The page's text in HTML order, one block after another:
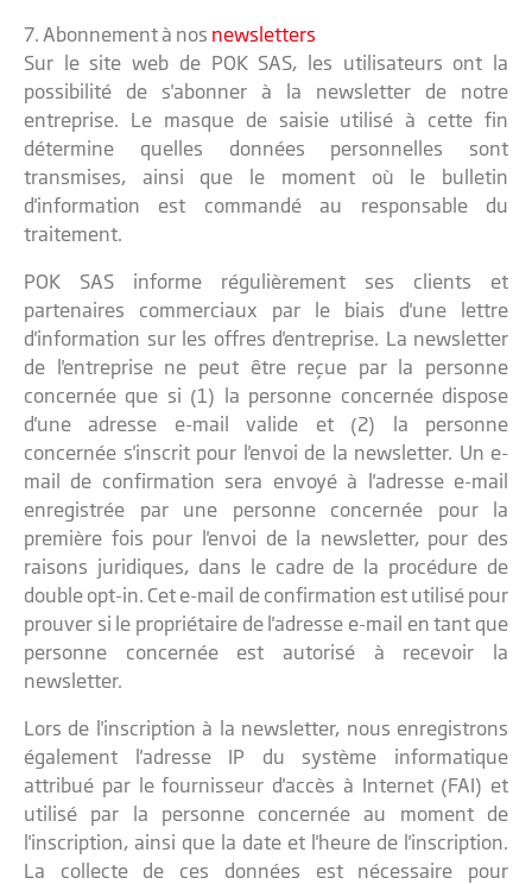
7. Abonnement à nos newsletters
Sur le site web de POK SAS, les utilisateurs ont la
possibilité de s'abonner à la newsletter de notre
entreprise. Le masque de saisie utilisé à cette fin
détermine quelles données personnelles sont
transmises, ainsi que le moment où le bulletin
d'information est commandé au responsable du
traitement.
POK SAS informe régulièrement ses clients et
partenaires commerciaux par le biais d'une lettre
d'information sur les offres d'entreprise. La newsletter
de l'entreprise ne peut être reçue par la personne
concernée que si (1) la personne concernée dispose
d'une adresse e-mail valide et (2) la personne
concernée s'inscrit pour l'envoi de la newsletter. Un e-
mail de confirmation sera envoyé à l'adresse e-mail
enregistrée par une personne concernée pour la
première fois pour l'envoi de la newsletter, pour des
raisons juridiques, dans le cadre de la procédure de
double opt-in. Cet e-mail de confirmation est utilisé pour
prouver si le propriétaire de l'adresse e-mail en tant que
personne concernée est autorisé à recevoir la
newsletter.
Lors de l'inscription à la newsletter, nous enregistrons
également l'adresse IP du système informatique
attribué par le fournisseur d'accès à Internet (FAI) et
utilisé par la personne concernée au moment de
l'inscription, ainsi que la date et l'heure de l'inscription.
La collecte de ces données est nécessaire pour